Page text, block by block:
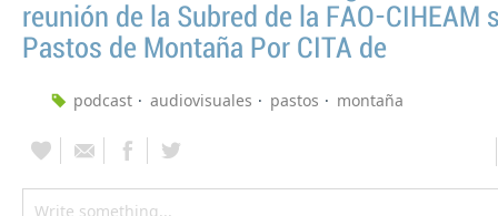
reunión de la Subred de la FAO-CIHEAM
Pastos de Montaña Por CITA de
podcast audiovisuales pastos montaña